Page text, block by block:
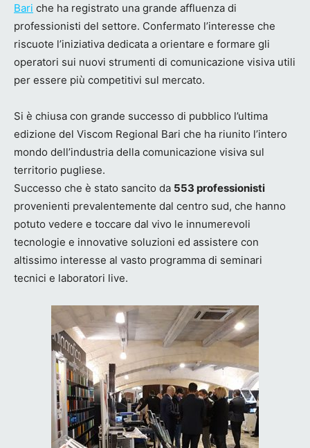
Bari che ha registrato una grande affluenza di
professionisti del settore. Confermato l’interesse che
riscuote l’iniziativa dedicata a orientare e formare gli
operatori sui nuovi strumenti di comunicazione visiva utili
per essere più competitivi sul mercato.
Si è chiusa con grande successo di pubblico l’ultima
edizione del Viscom Regional Bari che ha riunito l’intero
mondo dell’industria della comunicazione visiva sul
territorio pugliese.
Successo che è stato sancito da 553 professionisti
provenienti prevalentemente dal centro sud, che hanno
potuto vedere e toccare dal vivo le innumerevoli
tecnologie e innovative soluzioni ed assistere con
altissimo interesse al vasto programma di seminari
tecnici e laboratori live.